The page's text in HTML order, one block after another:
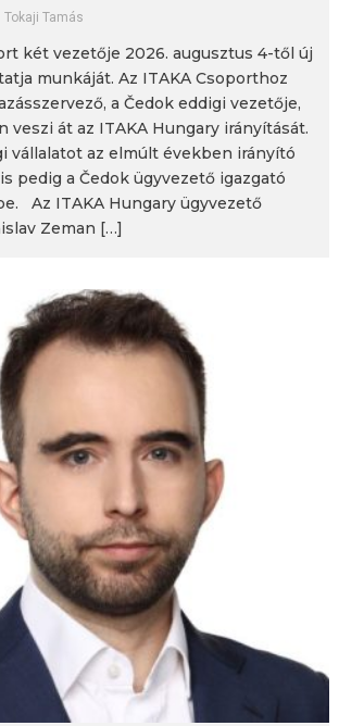
Tokaji Tamás
két vezetője 2026. augusztus 4-től új
munkáját. Az ITAKA Csoporthoz
a Čedok eddigi vezetője,
veszi át az ITAKA Hungary irányítását.
vállalatot az elmúlt években irányító
pedig a Čedok ügyvezető igazgató
Az ITAKA Hungary ügyvezető
Zeman […]